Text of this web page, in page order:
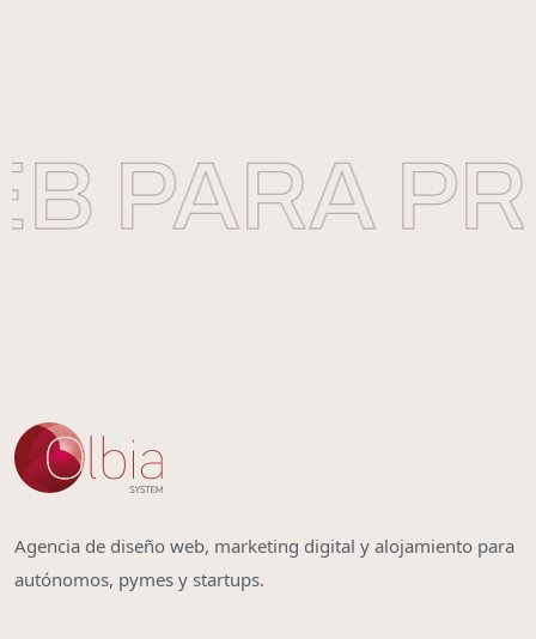
PARA
Agencia de diseño web, marketing digital y alojamiento para
autónomos, pymes y startups.